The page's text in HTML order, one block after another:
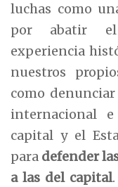
luchas como
por abatir
experiencia
nuestros
como
internacional
capital y el
para defender
a las del capital